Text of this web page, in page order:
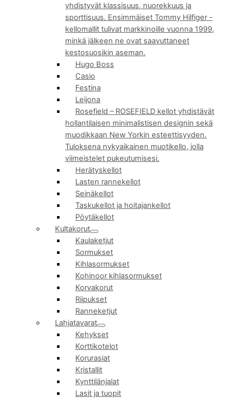
yhdistyvät klassisuus, nuorekkuus ja
sporttisuus. Ensimmäiset Tommy Hilfiger -
kellomallit tulivat markkinoille vuonna 1999,
minkä jälkeen ne ovat saavuttaneet
kestosuosikin aseman.
Hugo Boss
Casio
Festina
Leijona
Rosefield – ROSEFIELD kellot yhdistävät
hollantilaisen minimalistisen designin sekä
muodikkaan New Yorkin esteettisyyden.
Tuloksena nykyaikainen muotikello, jolla
viimeistelet pukeutumisesi.
Herätyskellot
Lasten rannekellot
Seinäkellot
Taskukellot ja hoitajankellot
Pöytäkellot
Kultakorut
Kaulaketjut
Sormukset
Kihlasormukset
Kohinoor kihlasormukset
Korvakorut
Riipukset
Ranneketjut
Lahjatavarat
Kehykset
Korttikotelot
Korurasiat
Kristallit
Kynttilänjalat
Lasit ja tuopit